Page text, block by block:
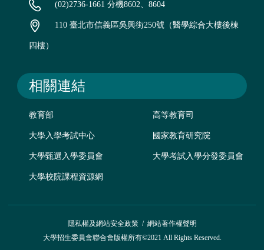
(02)2736-1661 分機8602、8604
110 臺北市信義區吳興街250號（醫學綜合大樓後棟
四樓）
相關連結
教育部 高等教育司
大學入學考試中心 國家教育研究院
大學甄選入學委員會 大學考試入學分發委員會
大學校院課程資源網
隱私權及網站安全政策/ 網站著作權聲明
大學招生委員會聯合會版權所有©2021 All Rights Reserved.